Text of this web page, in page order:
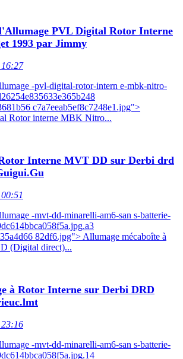
PVL Digital Rotor Interne
1993 par Jimmy
-pvl-digital-rotor-intern e-mbk-nitro-
c7a7eeab5ef8c7248e1.jpg">
Rotor interne MBK Nitro...
Interne MVT DD sur Derbi drd
-mvt-dd-minarelli-am6-san s-batterie-
82df6.jpg"> Allumage mécaboîte à
(Digital direct)...
à Rotor Interne sur Derbi DRD
-mvt-dd-minarelli-am6-san s-batterie-